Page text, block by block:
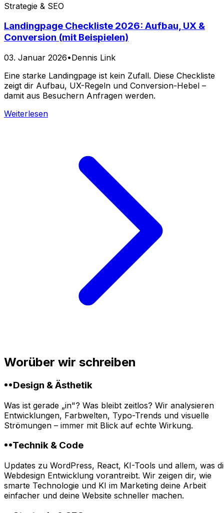
Strategie & SEO
Landingpage Checkliste 2026: Aufbau, UX &
Conversion (mit Beispielen)
03. Januar 2026•Dennis Link
Eine starke Landingpage ist kein Zufall. Diese Checkliste
zeigt dir Aufbau, UX-Regeln und Conversion-Hebel –
damit aus Besuchern Anfragen werden.
Weiterlesen
Worüber wir schreiben
••Design & Ästhetik
Was ist gerade „in"? Was bleibt zeitlos? Wir analysieren
Entwicklungen, Farbwelten, Typo-Trends und visuelle
Strömungen – immer mit Blick auf echte Wirkung.
••Technik & Code
Updates zu WordPress, React, KI-Tools und allem, was
Webdesign Entwicklung vorantreibt. Wir zeigen dir, wie
smarte Technologie und KI im Marketing deine Arbeit
einfacher und deine Website schneller machen.